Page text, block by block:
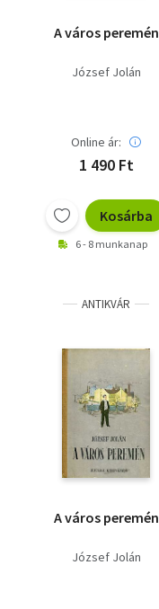
Társadalomtudomány
Természettudomány
A város peremén
József Jolán
Online ár:
1 490 Ft
Kosárba
6 - 8 munkanap
ANTIKVÁR
A város peremén
József Jolán